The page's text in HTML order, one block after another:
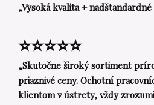
„Vysoká kvalita + nadštandardné
⭐⭐⭐⭐⭐
„Skutočne široký sortiment
priaznivé ceny. Ochotní
klientom v ústrety, vždy